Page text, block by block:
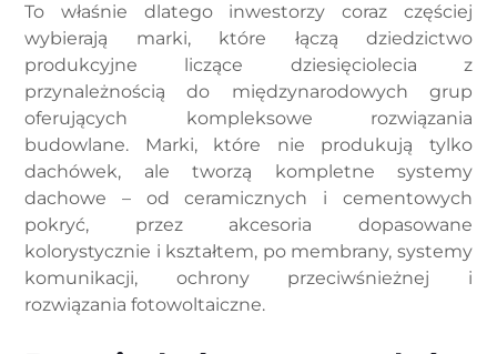
To właśnie dlatego inwestorzy coraz częściej
wybierają marki, które łączą dziedzictwo
produkcyjne liczące dziesięciolecia z
przynależnością do międzynarodowych grup
oferujących kompleksowe rozwiązania
budowlane. Marki, które nie produkują tylko
dachówek, ale tworzą kompletne systemy
dachowe – od ceramicznych i cementowych
pokryć, przez akcesoria dopasowane
kolorystycznie i kształtem, po membrany, systemy
komunikacji, ochrony przeciwśnieżnej i
rozwiązania fotowoltaiczne.